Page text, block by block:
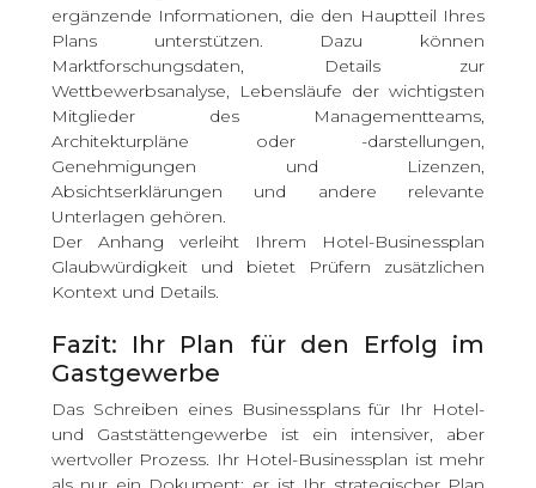
ergänzende Informationen, die den Hauptteil Ihres
Plans unterstützen. Dazu können
Marktforschungsdaten, Details zur
Wettbewerbsanalyse, Lebensläufe der wichtigsten
Mitglieder des Managementteams,
Architekturpläne oder -darstellungen,
Genehmigungen und Lizenzen,
Absichtserklärungen und andere relevante
Unterlagen gehören.
Der Anhang verleiht Ihrem Hotel-Businessplan
Glaubwürdigkeit und bietet Prüfern zusätzlichen
Kontext und Details.
Fazit: Ihr Plan für den Erfolg im
Gastgewerbe
Das Schreiben eines Businessplans für Ihr Hotel-
und Gaststättengewerbe ist ein intensiver, aber
wertvoller Prozess. Ihr Hotel-Businessplan ist mehr